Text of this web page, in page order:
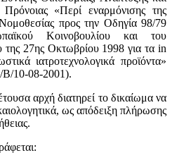
Πρόνοιας «Περί εναρμόνισης της
προς την Οδηγία 98/79
Κοινοβουλίου και του
της 27ης Οκτωβρίου 1998 για τα in
ιατροτεχνολογικά προϊόντα»
10-08-2001).
αρχή διατηρεί το δικαίωμα να
ως απόδειξη πλήρωσης